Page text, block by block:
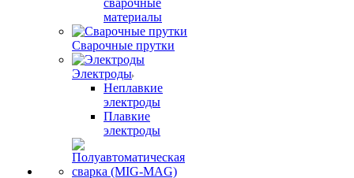
сварочные
материалы
Сварочные прутки
Электроды
Неплавкие
электроды
Плавкие
электроды